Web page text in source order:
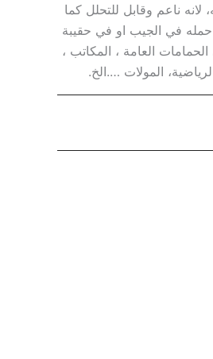
ناعم وقابل للتحلل كما
في الجيب او في حقيبة
العامة ، المكاتب ،
المولات ….الخ.